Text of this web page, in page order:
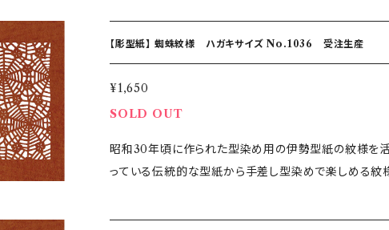
コ：100mm 紙種：渋紙 【手差し型染めとは】 職人がかもし出す世界に一つのグラデーション 機械を一
切使わず染め上げる「手差し型染」 伝統柄を切り抜い
ころで、小さな刷毛で一色ずつ色を染め上げる技と手
手作業の為、2つと同じものはできないオンリーワン商品となります。 【受注生産】 ・
作成しますので、納品までに1〜2週間程度お時間を頂戴
【彫型紙】 蜘蛛紋様 ハガキサイズ No.1036 受注生産
¥1,650
SOLD OUT
昭和30年頃に作られた型染め用の伊勢型紙の紋様を
っている伝統的な型紙から手差し型染めで楽しめる紋
コ：100mm 紙種：渋紙 【手差し型染めとは】 職人がかもし出す世界に一つのグラデーション 機械を一